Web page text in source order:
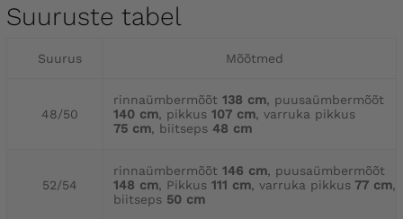
Suuruste tabel
Suurus Mõõtmed
48/50
rinnaümbermõõt 138 cm, puusaümbermõõt
140 cm, pikkus 107 cm, varruka pikkus
75 cm, biitseps 48 cm
52/54
rinnaümbermõõt 146 cm, puusaümbermõõt
148 cm, Pikkus 111 cm, varruka pikkus 77 cm,
biitseps 50 cm